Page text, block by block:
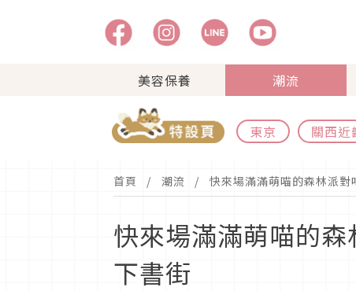
美容保養 潮流
東京 關西近
首頁 潮流 快來場滿滿萌喵的森林派
快來場滿滿萌喵的
下書街